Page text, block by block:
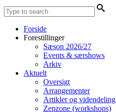
Forside
Forestillinger
Sæson 2026/27
Events & særshows
Arkiv
Aktuelt
Oversigt
Arrangementer
Artikler og videndeling
Zepzone (workshops)